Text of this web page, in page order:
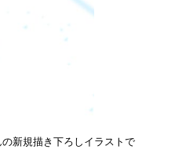
新規描き下ろしイラストで